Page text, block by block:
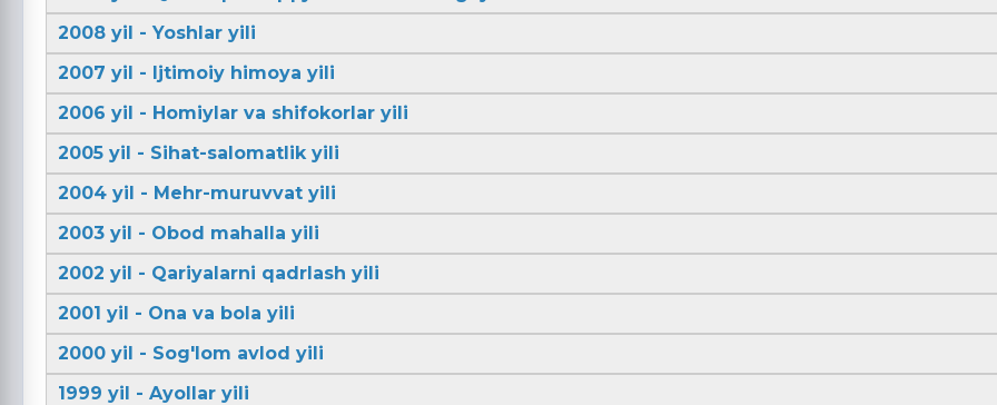
2008 yil - Yoshlar yili
2007 yil - Ijtimoiy himoya yili
2006 yil - Homiylar va shifokorlar yili
2005 yil - Sihat-salomatlik yili
2004 yil - Mehr-muruvvat yili
2003 yil - Obod mahalla yili
2002 yil - Qariyalarni qadrlash yili
2001 yil - Ona va bola yili
2000 yil - Sog'lom avlod yili
1999 yil - Ayollar yili